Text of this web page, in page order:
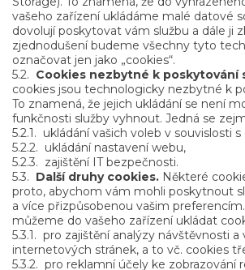
vašeho zařízení ukládáme malé datové
dovolují poskytovat vám službu a dále ji
zjednodušení budeme všechny tyto
označovat jen jako „cookies“.
5.2. Cookies nezbytné k poskytování
cookies jsou technologicky nezbytné k
To znamená, že jejich ukládání se není
funkčnosti služby vyhnout. Jedná se
5.2.1. ukládání vašich voleb v souvislosti
5.2.2. ukládání nastavení webu,
5.2.3. zajištění IT bezpečnosti.
5.3. Další druhy cookies. Některé
proto, abychom vám mohli poskytnout
a více přizpůsobenou vašim
můžeme do vašeho zařízení ukládat
5.3.1. pro zajištění analýzy návštěvnosti a
internetových stránek, a to vč. cookies
5.3.2. pro reklamní účely ke zobrazování